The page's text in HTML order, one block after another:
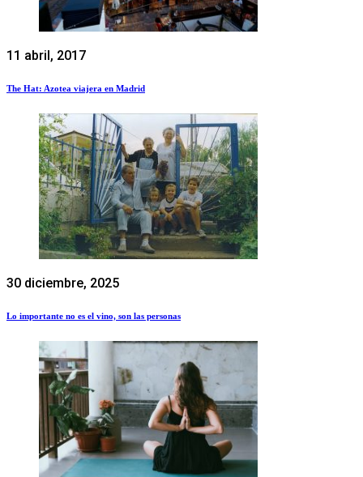
11 abril, 2017
The Hat: Azotea viajera en Madrid
30 diciembre, 2025
Lo importante no es el vino, son las personas